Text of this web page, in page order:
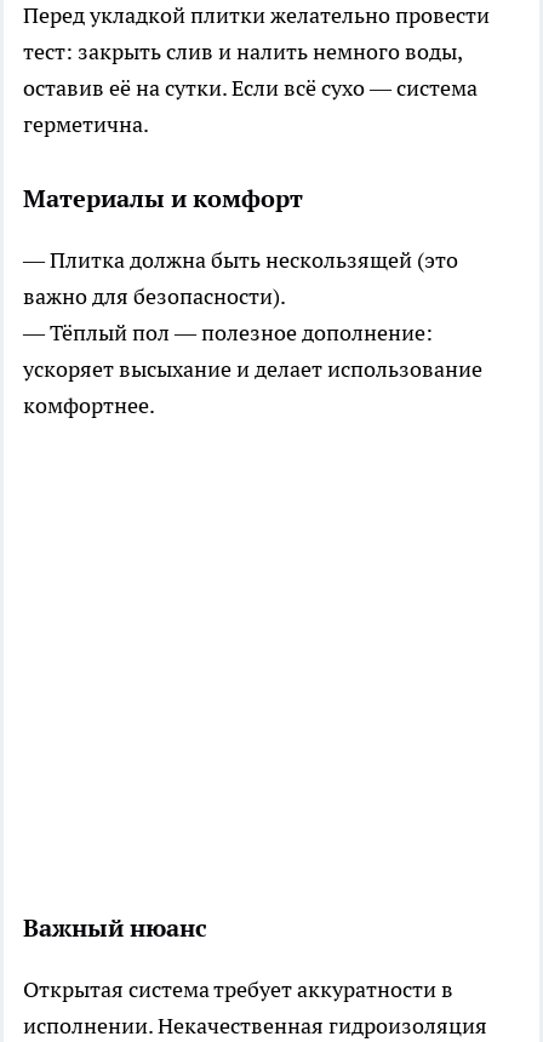
Перед укладкой плитки желательно провести
тест: закрыть слив и налить немного воды,
оставив её на сутки. Если всё сухо — система
герметична.
Материалы и комфорт
— Плитка должна быть нескользящей (это
важно для безопасности).
— Тёплый пол — полезное дополнение:
ускоряет высыхание и делает использование
комфортнее.
Важный нюанс
Открытая система требует аккуратности в
исполнении. Некачественная гидроизоляция